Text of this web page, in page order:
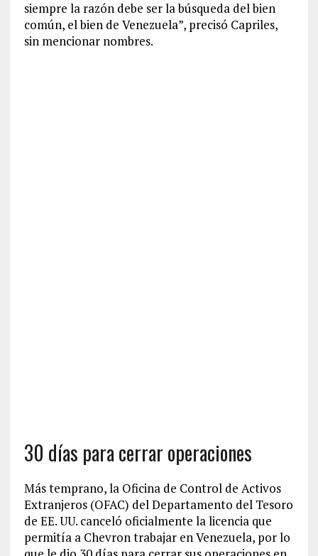
siempre la razón debe ser la búsqueda del bien
común, el bien de Venezuela”, precisó Capriles,
sin mencionar nombres.
30 días para cerrar operaciones
Más temprano, la Oficina de Control de Activos
Extranjeros (OFAC) del Departamento del Tesoro
de EE. UU. canceló oficialmente la licencia que
permitía a Chevron trabajar en Venezuela, por lo